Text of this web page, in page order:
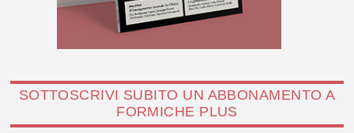
SOTTOSCRIVI SUBITO UN ABBONAMENTO A
FORMICHE PLUS